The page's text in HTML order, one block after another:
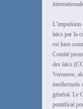
L’impulsion
laïcs par la
est bien
Comité
des laïcs
Veronese,
intellectuels
général. Le
pontifical